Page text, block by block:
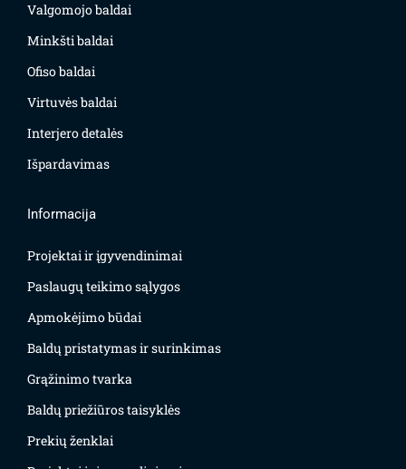
Valgomojo baldai
Minkšti baldai
Ofiso baldai
Virtuvės baldai
Interjero detalės
Išpardavimas
Informacija
Projektai ir įgyvendinimai
Paslaugų teikimo sąlygos
Apmokėjimo būdai
Baldų pristatymas ir surinkimas
Grąžinimo tvarka
Baldų priežiūros taisyklės
Prekių ženklai